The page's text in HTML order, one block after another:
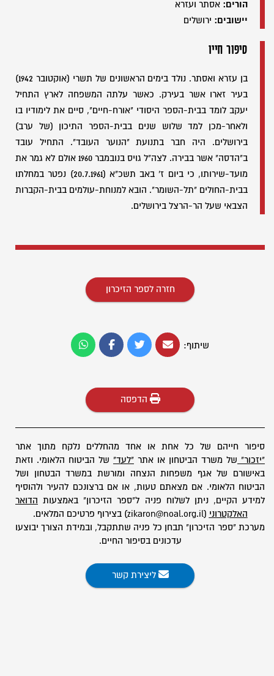
הורים: אסתר ועזרא
יישובים: ירושלים
סיפור חייו
בן עזרא ואסתר. נולד בימים הראשונים של תשרי (אוקטובר 1942)
בעיר זארו אשר בעירק. כאשר עלתה המשפחה לארץ התחיל
יעקב לומד בבית-הספר היסודי "אורח-חיים", סיים את לימודיו בו
ולאחר-מכן למד שלוש שנים בבית-הספר התיכון (של ערב)
בירושלים. היה חבר בתנועת "הנוער העובד". התחיל עובד
ב"הדסה" אשר בבירה. לצה"ל גויס בנובמבר 1960 אולם לא גמר את
מועד-שירותו, כי ביום ז' באב תשכ"א (20.7.1961) נפטר במחלתו
בבית-החולים "תל-השומר". הובא למנוחת-עולמים בבית-הקברות
הצבאי שעל הר-הרצל בירושלים.
חזרה לספר הזיכרון
שיתוף:
הדפסה
סיפור חייהם של כל אחת או אחד מהחללים נלקח מתוך אתר
"יזכור" של משרד הביטחון או אתר "לעד" של הביטוח הלאומי. וזאת
באישורם של אגף משפחות הנצחה ומורשת במשרד הבטחון ושל
הביטוח הלאומי. אם מצאתם טעות, או אם ברצונכם להעיר ולהוסיף
למידע הקיים, ניתן לשלוח פניה ל"ספר הזיכרון" באמצעות הדואר
האלקטרוני (zikaron@noal.org.il) בצירוף פרטיכם המלאים.
מערכת "ספר הזיכרון" תבחן כל פניה שתתקבל, ובמידת הצורך יבוצעו
עדכונים בסיפור החיים.
ליצירת קשר